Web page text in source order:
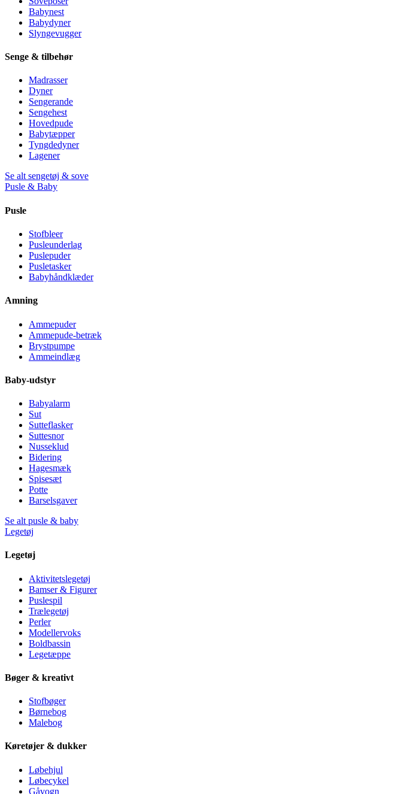
Babynest
Babydyner
Slyngevugger
Senge & tilbehør
Madrasser
Dyner
Sengerande
Sengehest
Hovedpude
Babytæpper
Tyngdedyner
Lagener
Se alt sengetøj & sove
Pusle & Baby
Pusle
Stofbleer
Pusleunderlag
Puslepuder
Pusletasker
Babyhåndklæder
Amning
Ammepuder
Ammepude-betræk
Brystpumpe
Ammeindlæg
Baby-udstyr
Babyalarm
Sut
Sutteflasker
Suttesnor
Nusseklud
Bidering
Hagesmæk
Spisesæt
Potte
Barselsgaver
Se alt pusle & baby
Legetøj
Legetøj
Aktivitetslegetøj
Bamser & Figurer
Puslespil
Trælegetøj
Perler
Modellervoks
Boldbassin
Legetæppe
Bøger & kreativt
Stofbøger
Børnebog
Malebog
Køretøjer & dukker
Løbehjul
Løbecykel
Gåvogn